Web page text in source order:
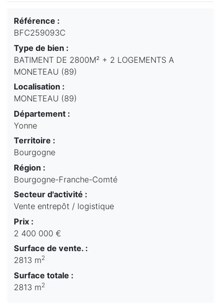
Référence :
BFC259093C
Type de bien :
BATIMENT DE 2800M² + 2 LOGEMENTS A
MONETEAU (89)
Localisation :
MONETEAU (89)
Département :
Yonne
Territoire :
Bourgogne
Région :
Bourgogne-Franche-Comté
Secteur d'activité :
Vente entrepôt / logistique
Prix :
2 400 000 €
Surface de vente. :
2813 m2
Surface totale :
2813 m2